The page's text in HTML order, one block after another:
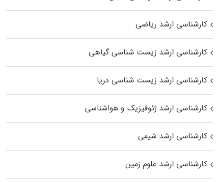
کارشناسی ارشد ریاضی
کارشناسی ارشد زیست‌ شناسی گیاهی
کارشناسی ارشد زیست‌ شناسی دریا
کارشناسی ارشد ژئوفیزیک و هواشناسی
کارشناسی ارشد شیمی
کارشناسی ارشد علوم زمین